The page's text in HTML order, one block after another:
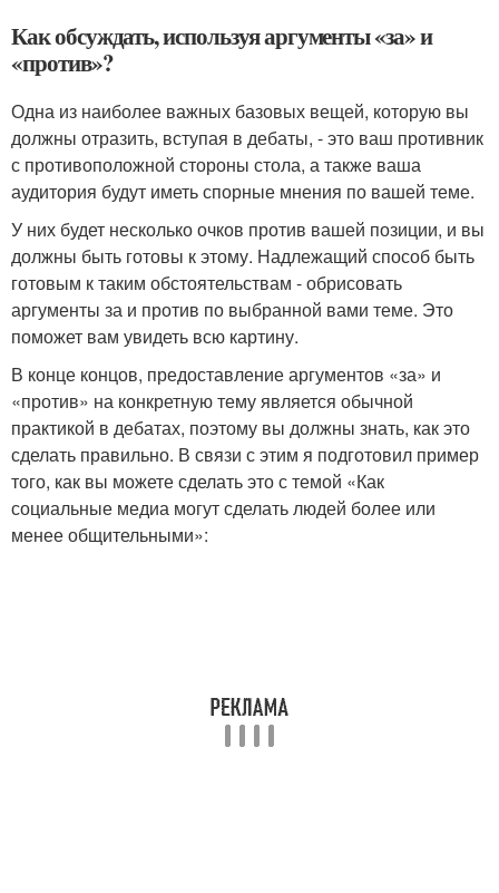
Как обсуждать, используя аргументы «за» и
«против»?
Одна из наиболее важных базовых вещей, которую вы
должны отразить, вступая в дебаты, - это ваш противник
с противоположной стороны стола, а также ваша
аудитория будут иметь спорные мнения по вашей теме.
У них будет несколько очков против вашей позиции, и вы
должны быть готовы к этому. Надлежащий способ быть
готовым к таким обстоятельствам - обрисовать
аргументы за и против по выбранной вами теме. Это
поможет вам увидеть всю картину.
В конце концов, предоставление аргументов «за» и
«против» на конкретную тему является обычной
практикой в ​​дебатах, поэтому вы должны знать, как это
сделать правильно. В связи с этим я подготовил пример
того, как вы можете сделать это с темой «Как
социальные медиа могут сделать людей более или
менее общительными»: